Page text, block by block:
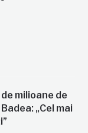
milioane de
„Cel mai